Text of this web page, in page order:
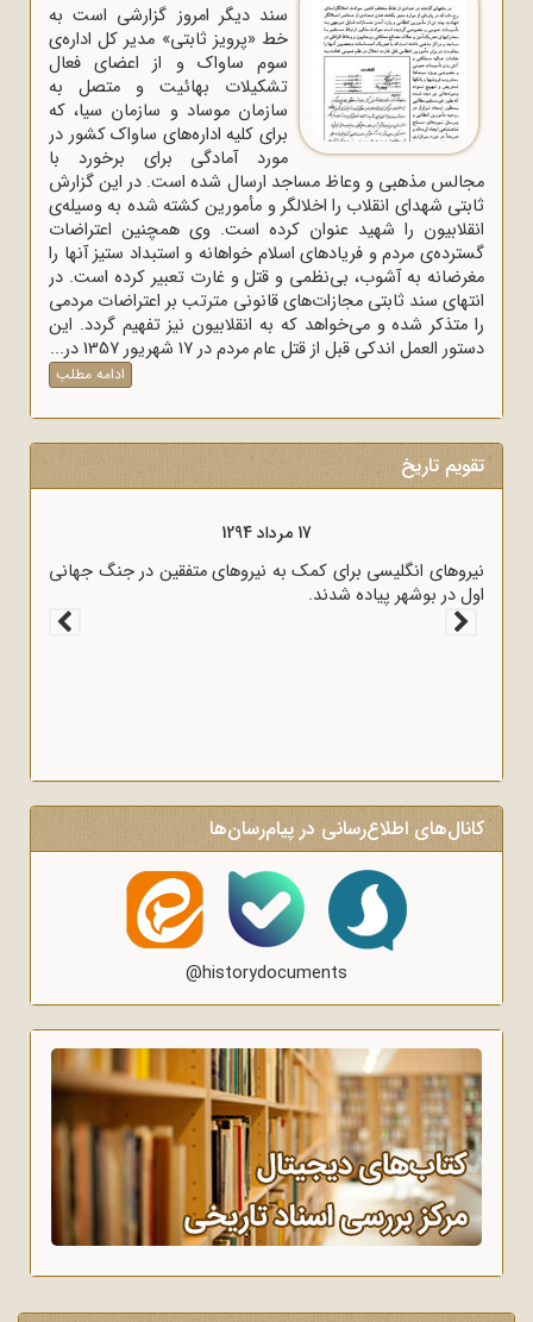
سند دیگر امروز گزارشی است به
خط «پرویز ثابتی» مدیر کل اداره‌ی
سوم ساواک و از اعضای فعال
تشکیلات بهائیت و متصل به
سازمان موساد و سازمان سیا، که
برای کلیه اداره‌های ساواک‌ کشور در
مورد آمادگی برای برخورد با
مجالس مذهبی و وعاظ مساجد ارسال شده است. در این گزارش
ثابتی شهدای انقلاب را اخلالگر و مأمورین کشته شده به وسیله‌ی
انقلابیون را شهید عنوان کرده است. وی همچنین اعتراضات
گسترده‌ی مردم و فریادهای اسلام خواهانه و استبداد ستیز آنها را
مغرضانه به آشوب، بی‌نظمی و قتل و غارت تعبیر کرده است. در
انتهای سند ثابتی مجازات‌های قانونی مترتب بر اعتراضات مردمی
را متذکر شده و می‌خواهد که به انقلابیون نیز تفهیم گردد. این
دستور العمل اندکی قبل از قتل عام مردم در 17 شهریور 1357 در...
ادامه مطلب
تقویم تاریخ
17 مرداد 1294
نیروهای انگلیسی برای کمک به نیروهای متفقین در جنگ جهانی
اول در بوشهر پیاده شدند.
به وسیله
کانال‌های اطلاع‌رسانی در پیام‌رسان‌ها
@historydocuments